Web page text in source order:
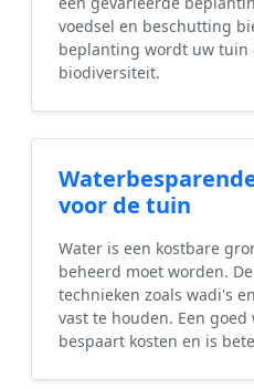
voedsel en beschutting
beplanting wordt uw tuin
biodiversiteit.
voor de tuin
Water is een kostbare
beheerd moet worden.
technieken zoals wadi's
vast te houden. Een
bespaart kosten en is